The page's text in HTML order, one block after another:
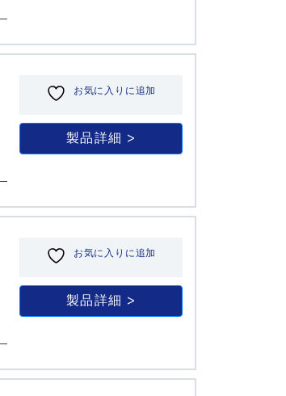
お気に入りに追加
製品詳細
お気に入りに追加
製品詳細